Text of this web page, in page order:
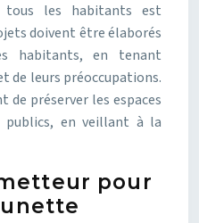
tous les habitants est
doivent être élaborés
habitants, en tenant
de leurs préoccupations.
préserver les espaces
en veillant à la
pour